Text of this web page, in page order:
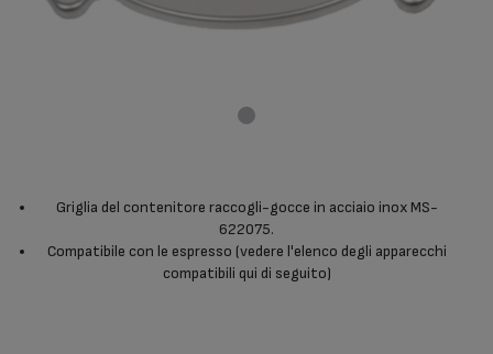
Griglia del contenitore raccogli-gocce in acciaio inox MS-
622075.
Compatibile con le espresso (vedere l'elenco degli apparecchi
compatibili qui di seguito)